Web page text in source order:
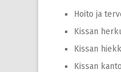
Hoito ja
Kissan
Kissan
Kissan